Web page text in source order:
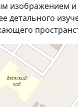
изображением
детального